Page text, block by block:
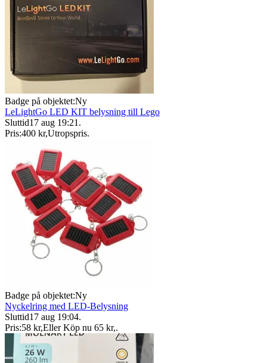
Badge på objektet:Ny
LeLightGo LED KIT belysning till Lego
Sluttid17 aug 19:21 .
Pris:400 kr,Utropspris.
Badge på objektet:Ny
Nyckelring med LED-Belysning
Sluttid17 aug 19:04.
Pris:58 kr,Eller Köp nu 65 kr,.